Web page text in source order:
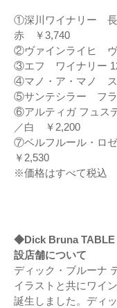
①深川ワイナリー 長
赤 ￥3,740
②ヴァインライヒ
③エフ ワイナリー
④マノ・ア・マノ
⑤サンテシラー フ
⑥アルティガ フュス
／白 ￥2,200
⑦ベルフルール・
￥2,530
※価格はすべて税込
◆Dick Bruna TABLE
設店舗について
ディック・ブルーナ
イラストと共にワイ
誕生しました。ディ